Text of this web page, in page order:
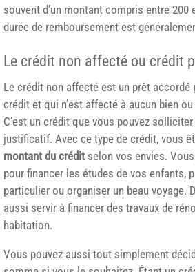
souvent d’un montant compris entre 200
durée de remboursement est
Le crédit non affecté ou crédit
Le crédit non affecté est un prêt accordé
crédit et qui n’est affecté à aucun bien
C’est un crédit que vous pouvez
justificatif. Avec ce type de crédit, vous
montant du crédit selon vos envies.
pour financer les études de vos enfants,
particulier ou organiser un beau voyage.
aussi servir à financer des travaux de
habitation.
Vous pouvez aussi tout simplement